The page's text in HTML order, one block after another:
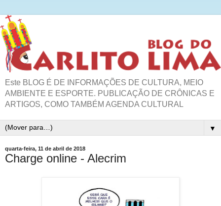
Este BLOG É DE INFORMAÇÕES DE CULTURA, MEIO
AMBIENTE E ESPORTE. PUBLICAÇÃO DE CRÔNICAS E
ARTIGOS, COMO TAMBÉM AGENDA CULTURAL
▼
quarta-feira, 11 de abril de 2018
Charge online - Alecrim